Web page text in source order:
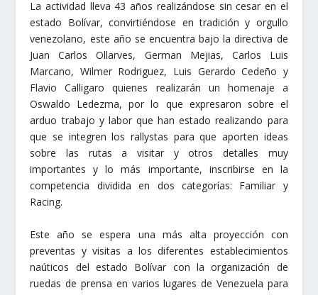
La actividad lleva 43 años realizándose sin cesar en el
estado Bolívar, convirtiéndose en tradición y orgullo
venezolano, este año se encuentra bajo la directiva de
Juan Carlos Ollarves, German Mejias, Carlos Luis
Marcano, Wilmer Rodriguez, Luis Gerardo Cedeño y
Flavio Calligaro quienes realizarán un homenaje a
Oswaldo Ledezma, por lo que expresaron sobre el
arduo trabajo y labor que han estado realizando para
que se integren los rallystas para que aporten ideas
sobre las rutas a visitar y otros detalles muy
importantes y lo más importante, inscribirse en la
competencia dividida en dos categorías: Familiar y
Racing.
Este año se espera una más alta proyección con
preventas y visitas a los diferentes establecimientos
naúticos del estado Bolívar con la organización de
ruedas de prensa en varios lugares de Venezuela para